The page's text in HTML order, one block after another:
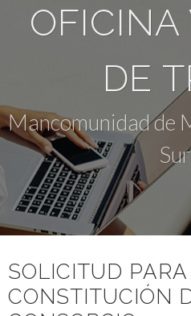
DE
Mancomunidad de
SOLICITUD
CONSTITUCIÓN